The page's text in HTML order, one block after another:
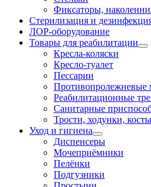
Фиксаторы,
Стерилизация и
ЛОР-оборудование
Товары для реабилитации
Кресла-коляски
Кресло-туалет
Пессарии
Противопролежневые
Реабилитационные
Санитарные
Трости, ходунки,
Уход и гигиена
Диспенсеры
Мочеприёмники
Пелёнки
Подгузники